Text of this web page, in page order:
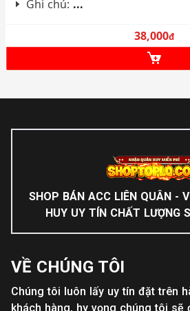
Ghi chú: ...
38,000đ
SHOP BÁN ACC LIÊN QUÂN -
HUY UY TÍN CHẤT LƯỢNG
VỀ CHÚNG TÔI
Chúng tôi luôn lấy uy tín đặt trên
khách hàng, hy vọng chúng tôi sẽ